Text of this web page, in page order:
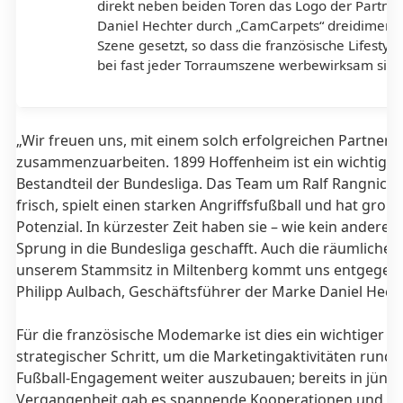
direkt neben beiden Toren das Logo der
Daniel Hechter durch „CamCarpets“
Szene gesetzt, so dass die französische
bei fast jeder Torraumszene werbewirksam
„Wir freuen uns, mit einem solch erfolgreichen Partner
zusammenzuarbeiten. 1899 Hoffenheim ist ein wichtiger
Bestandteil der Bundesliga. Das Team um Ralf Rangnick
frisch, spielt einen starken Angriffsfußball und hat
Potenzial. In kürzester Zeit haben sie – wie kein anderer
Sprung in die Bundesliga geschafft. Auch die räumliche
unserem Stammsitz in Miltenberg kommt uns
Philipp Aulbach, Geschäftsführer der Marke Daniel
Für die französische Modemarke ist dies ein wichtiger
strategischer Schritt, um die Marketingaktivitäten rund
Fußball-Engagement weiter auszubauen; bereits in